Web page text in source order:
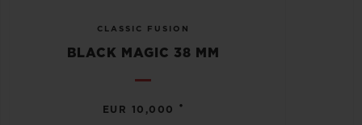
CLASSIC FUSION
BLACK MAGIC 38 MM
EUR 10,000 •